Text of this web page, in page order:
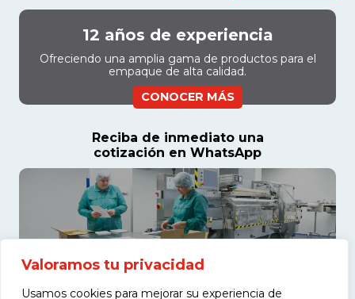
Valoramos tu privacidad
Usamos cookies para mejorar su experiencia de
12 años de experiencia
Ofreciendo una amplia gama de productos para el
empaque de alta calidad.
CONOCER MÁS
Reciba de inmediato una
cotización en WhatsApp